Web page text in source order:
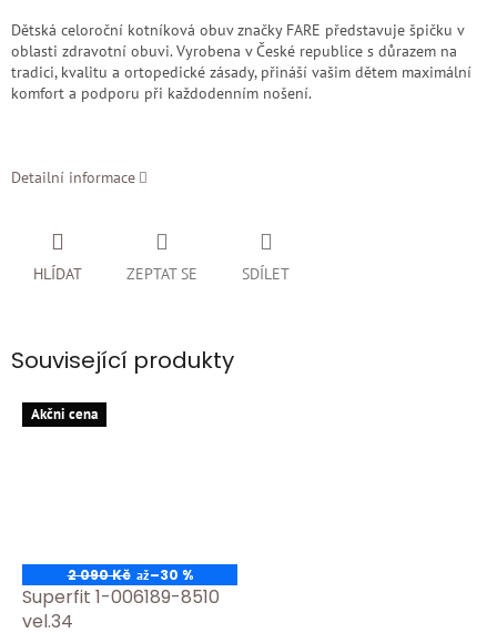
Dětská celoroční kotníková obuv značky FARE představuje špičku v
oblasti zdravotní obuvi. Vyrobena v České republice s důrazem na
tradici, kvalitu a ortopedické zásady, přináší vašim dětem maximální
komfort a podporu při každodenním nošení.
Detailní informace
ZEPTAT SE
HLÍDAT SDÍLET
Související produkty
Akčni cena
2 090 Kč až–30 %
Superfit 1-006189-8510
vel.34